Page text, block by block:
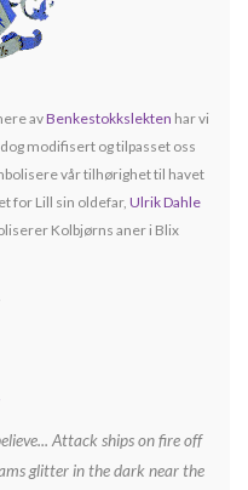
avBenkestokkslekten har vi
modifisert og tilpasset oss
vår tilhørighet til havet
for Lill sin oldefar, Ulrik Dahle
Kolbjørns aner i Blix
Attack ships on fire off
glitter in the dark near the